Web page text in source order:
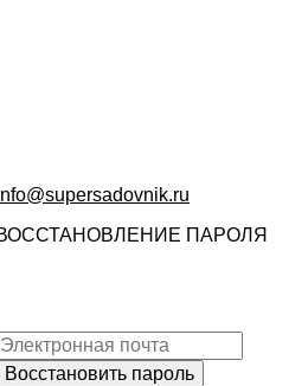
ПАРОЛЯ